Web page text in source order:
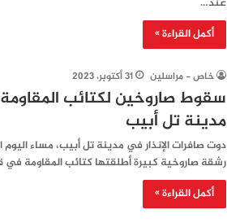
أكمل القراءة »
خاص - مراسلين 31 أكتوبر، 2023
سقوط صاروخين لكتائب
مدينة تل أبيب
دوت صافرات الإنذار في مدينة تل أبيب، مساء اليوم
رشقة صاروخية كبيرة أطلقتها كتائب المقاومة في
أكمل القراءة »